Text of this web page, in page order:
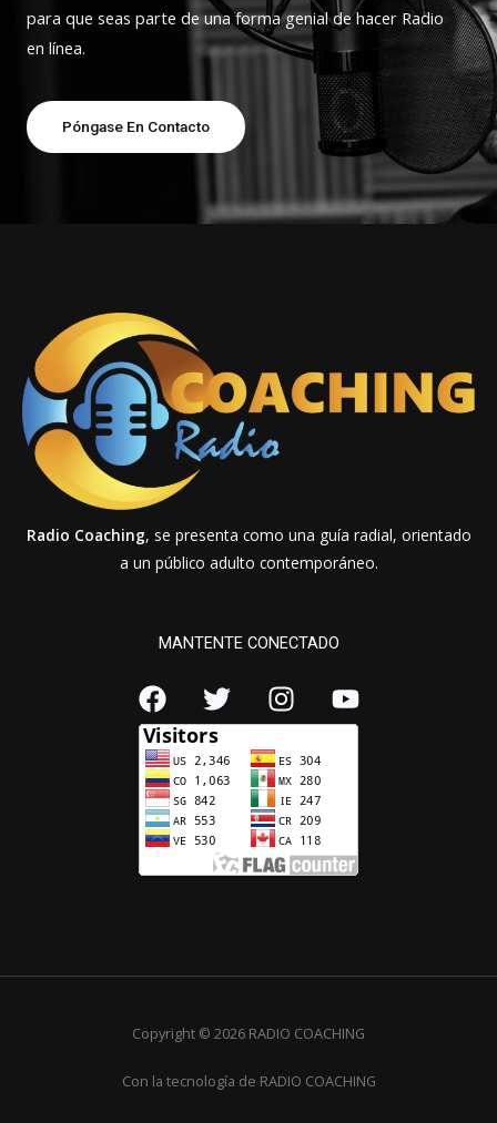
para que seas parte de una forma genial de hacer Radio
en línea.
Póngase En Contacto
Radio Coaching, se presenta como una guía radial, orientado
a un público adulto contemporáneo.
MANTENTE CONECTADO
Copyright © 2026 RADIO COACHING
Con la tecnología de RADIO COACHING